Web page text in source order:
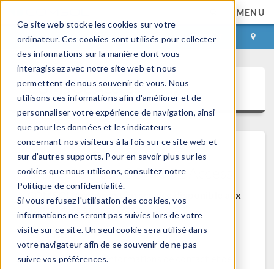
Ce site web stocke les cookies sur votre
ordinateur. Ces cookies sont utilisés pour collecter
des informations sur la manière dont vous
interagissez avec notre site web et nous
permettent de nous souvenir de vous. Nous
utilisons ces informations afin d'améliorer et de
personnaliser votre expérience de navigation, ainsi
que pour les données et les indicateurs
concernant nos visiteurs à la fois sur ce site web et
sur d'autres supports. Pour en savoir plus sur les
cookies que nous utilisons, consultez notre
Politique de confidentialité.
Si vous refusez l'utilisation des cookies, vos
informations ne seront pas suivies lors de votre
visite sur ce site. Un seul cookie sera utilisé dans
votre navigateur afin de se souvenir de ne pas
suivre vos préférences.
MENU
CONNEXION CONTACT
COMSOL Access
Bienvenue sur COMSOL Access
COMSOL Access est un service disponible aux
utilisateurs et contacts.
Bénéfices:
Modifier les informations de contact et de